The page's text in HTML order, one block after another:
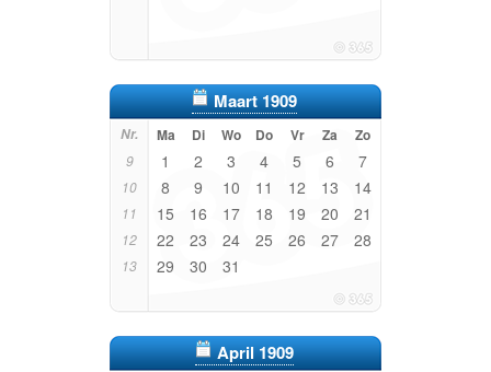
Maart 1909
Nr. Ma Di Wo Do Vr Za Zo
9 1 2 3 4 5 6 7
10 8 9 10 11 12 13 14
11 15 16 17 18 19 20 21
12 22 23 24 25 26 27 28
13 29 30 31
April 1909